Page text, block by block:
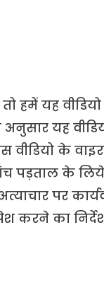
हमें यह
यह
के
पड़ताल के लिये
पर
का निर्देश